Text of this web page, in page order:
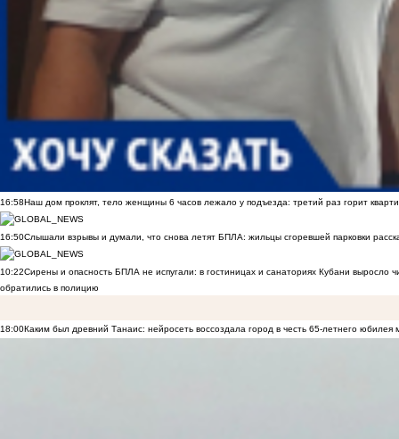
16:58Наш дом проклят, тело женщины 6 часов лежало у подъезда: третий раз горит
16:50Слышали взрывы и думали, что снова летят БПЛА: жильцы сгоревшей парковки
10:22Сирены и опасность БПЛА не испугали: в гостиницах и санаториях Кубани выросло
обратились в полицию
18:00Каким был древний Танаис: нейросеть воссоздала город в честь 65-летнего юбилея